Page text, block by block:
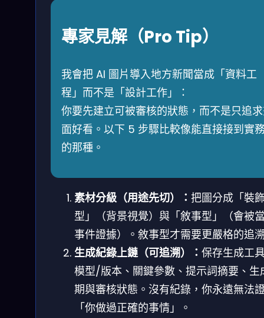
專家見解（Pro Tip）
我會把 AI 圖片導入地方新聞當成「資料工
程」而不是「設計工作」：
你要先建立可被審核的狀態，而不是只追
面好看。以下 5 步驟比較像能直接接到實
的那種。
素材分級（用途先切）： 把圖分成「裝
型」（背景視覺）與「敘事型」（會被
事件證據）。敘事型才需要更嚴格的追
生成紀錄上鏈（可追溯）： 保存生成工
模型/版本、關鍵參數、提示詞摘要、生
期與審核狀態。沒有紀錄，你永遠無法
「你做過正確的事情」。